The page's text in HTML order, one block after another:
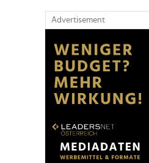
Advertisement